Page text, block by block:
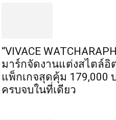
“VIVACE
มาร์กจัดงานแต่งสไตล์อิ
แพ็กเกจสุดคุ้ม 179,000
ครบจบในที่เดียว